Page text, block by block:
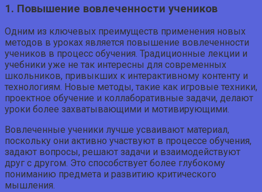
1. Повышение вовлеченности учеников
Одним из ключевых преимуществ применения новых
методов в уроках является повышение вовлеченности
учеников в процесс обучения. Традиционные лекции и
учебники уже не так интересны для современных
школьников, привыкших к интерактивному контенту и
технологиям. Новые методы, такие как игровые техники,
проектное обучение и коллаборативные задачи, делают
уроки более захватывающими и мотивирующими.
Вовлеченные ученики лучше усваивают материал,
поскольку они активно участвуют в процессе обучения,
задают вопросы, решают задачи и взаимодействуют
друг с другом. Это способствует более глубокому
пониманию предмета и развитию критического
мышления.